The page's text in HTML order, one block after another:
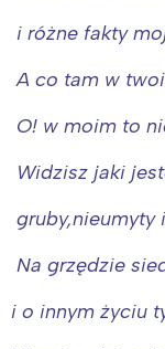
i różne fakty
A co tam w
O! w moim to
Widzisz jaki
gruby,nieumyty
Na grzędzie
i o innym życiu